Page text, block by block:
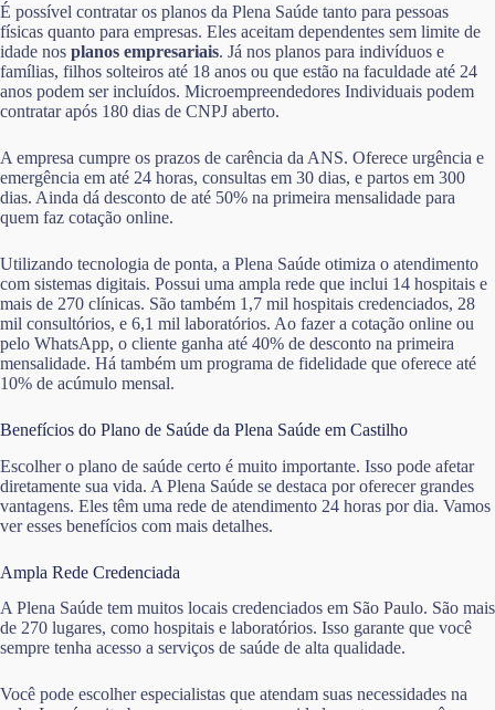
É possível contratar os planos da Plena Saúde tanto para pessoas
físicas quanto para empresas. Eles aceitam dependentes sem limite de
idade nos planos empresariais. Já nos planos para indivíduos e
famílias, filhos solteiros até 18 anos ou que estão na faculdade até 24
anos podem ser incluídos. Microempreendedores Individuais podem
contratar após 180 dias de CNPJ aberto.
A empresa cumpre os prazos de carência da ANS. Oferece urgência e
emergência em até 24 horas, consultas em 30 dias, e partos em 300
dias. Ainda dá desconto de até 50% na primeira mensalidade para
quem faz cotação online.
Utilizando tecnologia de ponta, a Plena Saúde otimiza o atendimento
com sistemas digitais. Possui uma ampla rede que inclui 14 hospitais e
mais de 270 clínicas. São também 1,7 mil hospitais credenciados, 28
mil consultórios, e 6,1 mil laboratórios. Ao fazer a cotação online ou
pelo WhatsApp, o cliente ganha até 40% de desconto na primeira
mensalidade. Há também um programa de fidelidade que oferece até
10% de acúmulo mensal.
Benefícios do Plano de Saúde da Plena Saúde em Castilho
Escolher o plano de saúde certo é muito importante. Isso pode afetar
diretamente sua vida. A Plena Saúde se destaca por oferecer grandes
vantagens. Eles têm uma rede de atendimento 24 horas por dia. Vamos
ver esses benefícios com mais detalhes.
Ampla Rede Credenciada
A Plena Saúde tem muitos locais credenciados em São Paulo. São mais
de 270 lugares, como hospitais e laboratórios. Isso garante que você
sempre tenha acesso a serviços de saúde de alta qualidade.
Você pode escolher especialistas que atendam suas necessidades na